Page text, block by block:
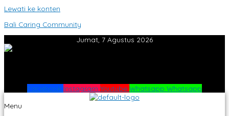
Lewati ke konten
Bali Caring Community
Jumat, 7 Agustus 2026
Facebook Instagram Youtube Whatsapp Whatsapp
Menu